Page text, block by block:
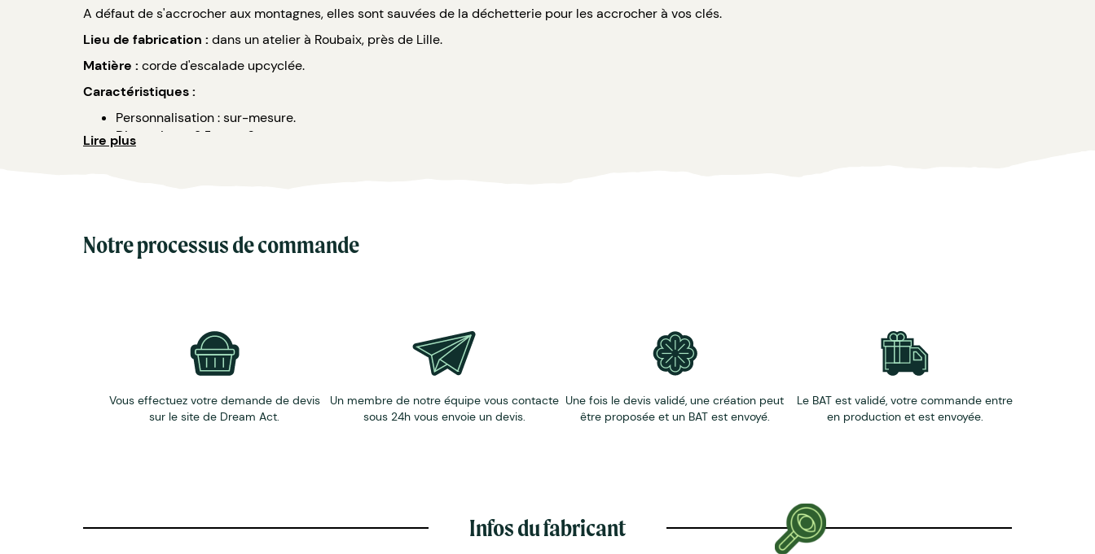
A défaut de s'accrocher aux montagnes, elles sont sauvées de la déchetterie pour les accrocher à vos clés.
Lieu de fabrication : dans un atelier à Roubaix, près de Lille.
Matière : corde d'escalade upcyclée.
Caractéristiques :
Personnalisation : sur-mesure.
Dimensions : 2,5 cm x 6 cm.
Lire plus
Notre processus de commande
Vous effectuez votre demande de devis
sur le site de Dream Act.
Un membre de notre équipe vous contacte
sous 24h vous envoie un devis.
Une fois le devis validé, une création peut
être proposée et un BAT est envoyé.
Le BAT est validé, votre commande entre
en production et est envoyée.
Infos du fabricant